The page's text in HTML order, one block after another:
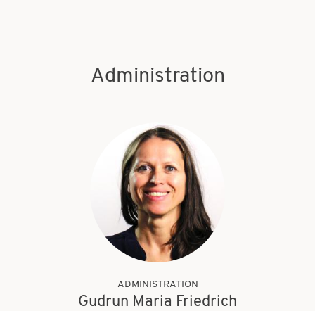
Administration
ADMINISTRATION
Gudrun Maria Friedrich